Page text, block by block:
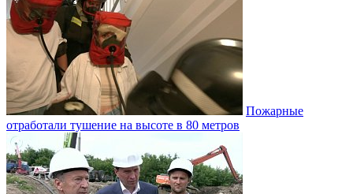
Пожарные
отработали тушение на высоте в 80 метров